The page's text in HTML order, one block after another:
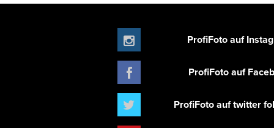
ProfiFoto auf
ProfiFoto auf
ProfiFoto auf twitter